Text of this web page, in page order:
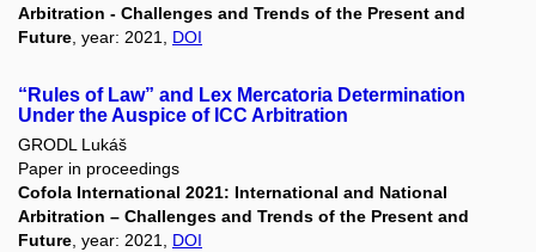
Arbitration - Challenges and Trends of the Present and
Future , year: 2021, DOI
“Rules of Law” and Lex Mercatoria Determination
Under the Auspice of ICC Arbitration
GRODL Lukáš
Paper in proceedings
Cofola International 2021: International and National
Arbitration – Challenges and Trends of the Present and
Future, year: 2021, DOI